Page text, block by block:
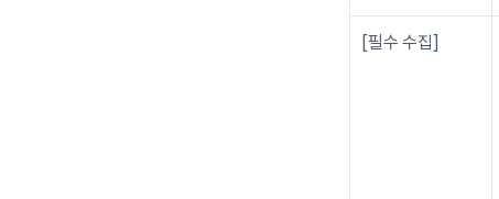
[필수 수집]